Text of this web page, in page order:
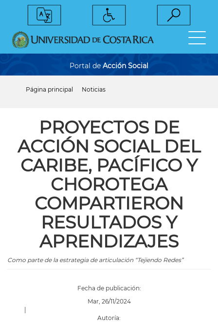
Portal de Acción Social
navegación
Página principal Noticias
PROYECTOS DE
ACCIÓN SOCIAL DEL
CARIBE, PACÍFICO Y
CHOROTEGA
COMPARTIERON
RESULTADOS Y
APRENDIZAJES
Como parte de la estrategia de articulación “Tejiendo Redes”
Fecha de publicación:
Mar, 26/11/2024
|
Autoría: